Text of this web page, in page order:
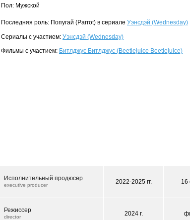
Пол: Мужской
Последняя роль: Попугай (Parrot) в сериале Уэнсдэй (Wednesday)
Сериалы с участием: Уэнсдэй (Wednesday)
Фильмы с участием: Битлджус Битлджус (Beetlejuice Beetlejuice)
Исполнительный продюсер
executive producer 2022-2025 гг. 16
Режиссер
director 2024 г.